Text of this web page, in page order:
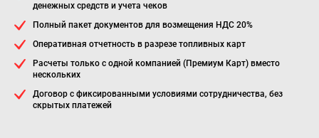
денежных средств и учета чеков
Полный пакет документов для возмещения НДС 20%
Оперативная отчетность в разрезе топливных карт
Расчеты только с одной компанией (Премиум Карт) вместо
нескольких
Договор с фиксированными условиями сотрудничества, без
скрытых платежей